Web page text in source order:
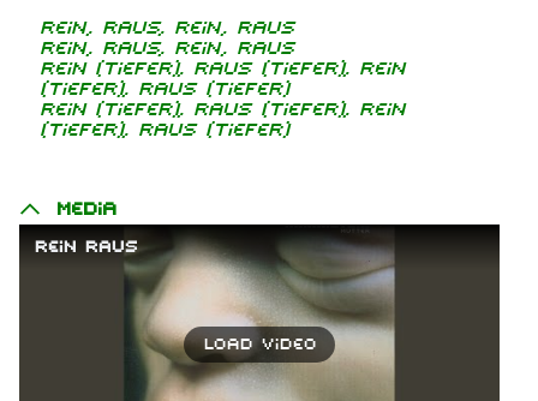
Rein, raus, rein, raus
Rein, raus, rein, raus
Rein (tiefer), raus (tiefer), rein
(tiefer), raus (tiefer)
Rein (tiefer), raus (tiefer), rein
(tiefer), raus (tiefer)
Media
Rein raus
Load video